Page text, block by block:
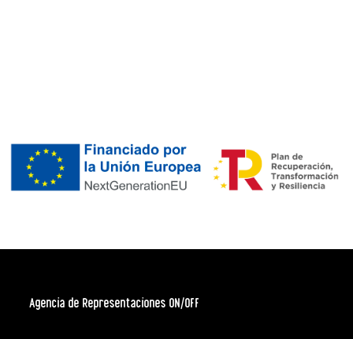
Agencia de Representaciones ON/OFF